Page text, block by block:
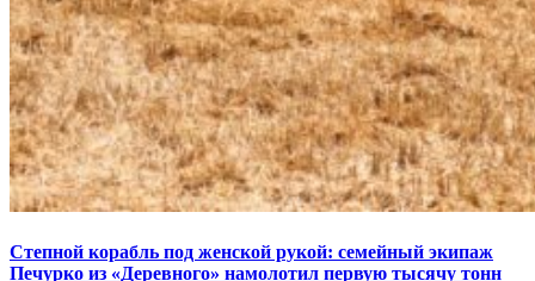
Степной корабль под женской рукой: семейный экипаж
Печурко из «Деревного» намолотил первую тысячу тонн